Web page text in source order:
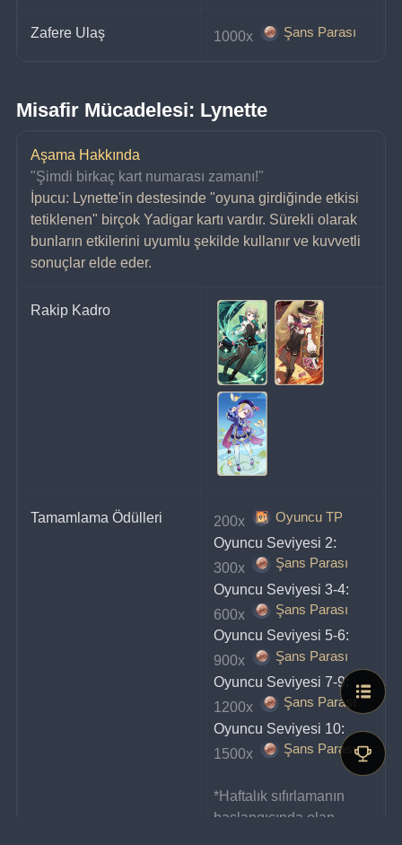
Zafere Ulaş 1000x Şans Parası
Misafir Mücadelesi: Lynette
Aşama Hakkında
"Şimdi birkaç kart numarası zamanı!"
İpucu: Lynette'in destesinde "oyuna girdiğinde etkisi
tetiklenen" birçok Yadigar kartı vardır. Sürekli olarak
bunların etkilerini uyumlu şekilde kullanır ve kuvvetli
sonuçlar elde eder.
Rakip Kadro
Tamamlama Ödülleri 200x
Oyuncu TP
Oyuncu Seviyesi 2:
300x
Şans Parası
Oyuncu Seviyesi 3-4:
600x
Şans Parası
Oyuncu Seviyesi 5-6:
900x
Şans Parası
Oyuncu Seviyesi 7-9:
1200x
Şans Parası
Oyuncu Seviyesi 10:
1500x
Şans Parası
*Haftalık sıfırlamanın
başlangıcında olan